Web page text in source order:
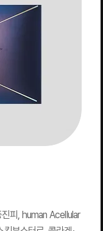
피, human Acellular